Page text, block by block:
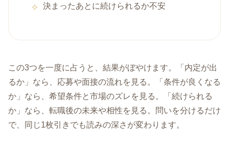
決まったあとに続けられるか不安
この3つを一度に占うと、結果がぼやけます。「内定が出
るか」なら、応募や面接の流れを見る。「条件が良くなる
か」なら、希望条件と市場のズレを見る。「続けられる
か」なら、転職後の未来や相性を見る。問いを分けるだけ
で、同じ1枚引きでも読みの深さが変わります。